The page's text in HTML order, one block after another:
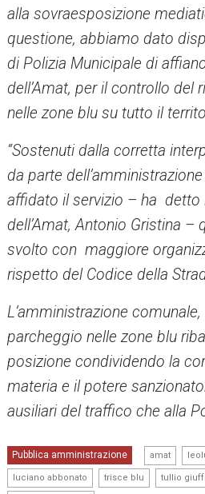
alla sovraesposizione
questione, abbiamo dato
di Polizia Municipale di
dell’Amat, per il controllo del
nelle zone blu su tutto il
“Sostenuti dalla corretta
da parte
affidato il servizio – ha detto
dell’Amat, Antonio Gristina –
svolto con maggiore
rispetto del Codice della
L’amministrazione
parcheggio nelle zone blu
posizione condividendo la
materia e il potere
ausiliari del traffico che alla
Pubblica amministrazione amat
luciano abbonato trisce blu tullio